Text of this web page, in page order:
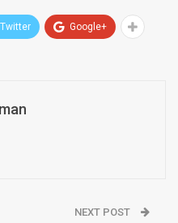
Twitter Google+
NEXT POST